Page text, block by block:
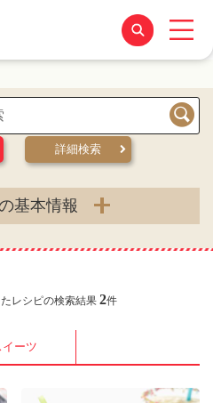
検索
詳細検索
基本情報
レシピの検索結果 2件
イーツ